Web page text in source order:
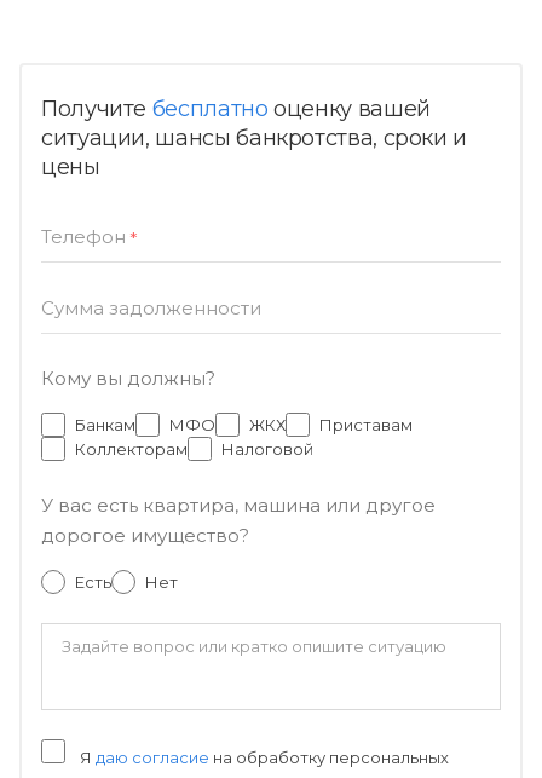
Получите бесплатно оценку вашей
ситуации, шансы банкротства, сроки и
цены
Телефон *
Сумма задолженности
Кому вы должны?
Банкам МФО ЖКХ
Приставам
Коллекторам
Налоговой
У вас есть квартира, машина или другое
дорогое имущество?
Есть Нет
Я даю согласие на обработку персональных